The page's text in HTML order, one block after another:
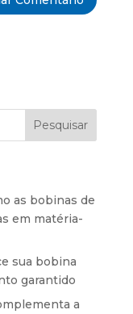
Pesquisar
as bobinas de
em matéria-
sua bobina
garantido
a